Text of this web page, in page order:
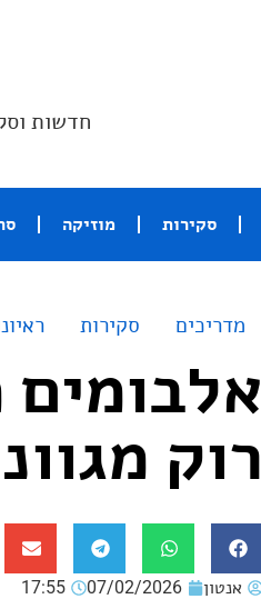
חדשות
סקירות מוזיקה
מדריכים סקירות
רוק
אנטון 07/02/2026
17:55